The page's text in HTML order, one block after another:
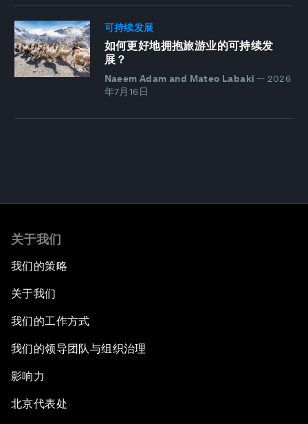
可持续发展
如何更好地拥抱旅游业的可持续发
展？
Naeem Adam and Mateo Labaki — 2026
年7月16日
关于我们
我们的策略
关于我们
我们的工作方式
我们的领导团队与组织治理
影响力
北京代表处